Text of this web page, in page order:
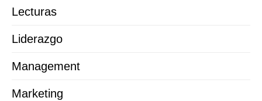
Lecturas
Liderazgo
Management
Marketing